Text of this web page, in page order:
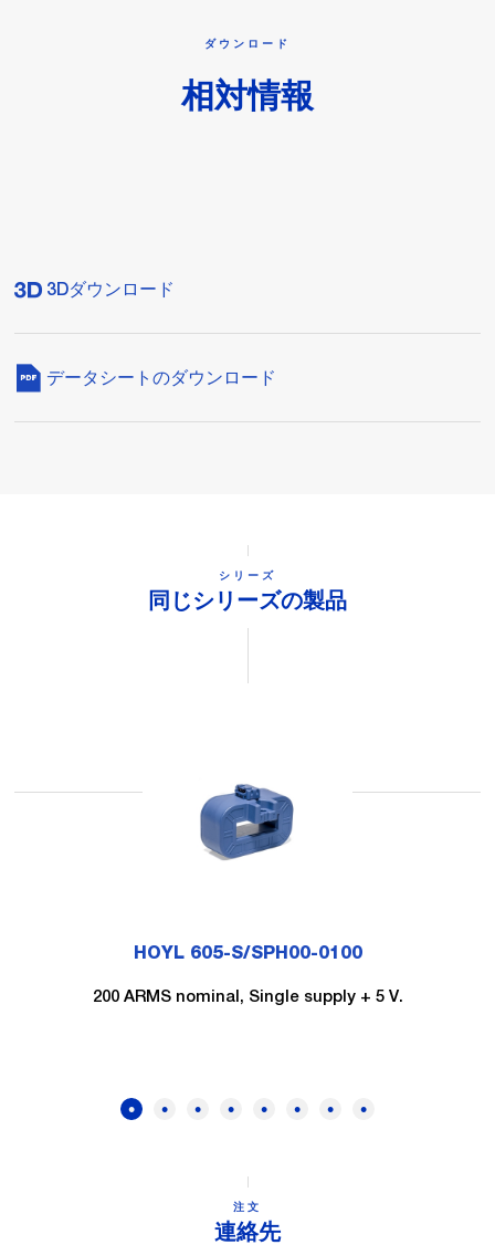
ダウンロード
相対情報
3Dダウンロード
データシートのダウンロード
シリーズ
同じシリーズの製品
HOYL 605-S/SPH00-0100
200 ARMS nominal, Single supply + 5 V.
注文
連絡先